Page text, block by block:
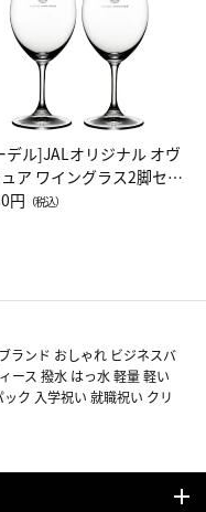
デル]JALオリジナル オヴ
ア ワイングラス2脚セッ
ッドワイン）
円 （税込）
ランド おしゃれ ビジネスバ
ース 撥水 はっ水 軽量 軽い
ク 入学祝い 就職祝い クリ